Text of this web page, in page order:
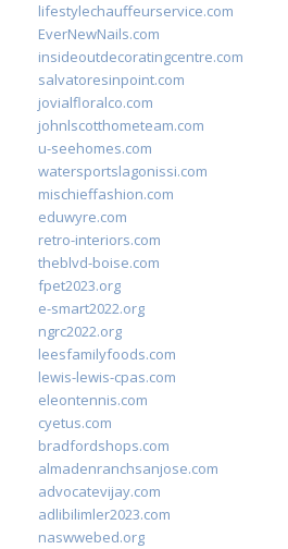
lifestylechauffeurservice.com
EverNewNails.com
insideoutdecoratingcentre.com
salvatoresinpoint.com
jovialfloralco.com
johnlscotthometeam.com
u-seehomes.com
watersportslagonissi.com
mischieffashion.com
eduwyre.com
retro-interiors.com
theblvd-boise.com
fpet2023.org
e-smart2022.org
ngrc2022.org
leesfamilyfoods.com
lewis-lewis-cpas.com
eleontennis.com
cyetus.com
bradfordshops.com
almadenranchsanjose.com
advocatevijay.com
adlibilimler2023.com
naswwebed.org